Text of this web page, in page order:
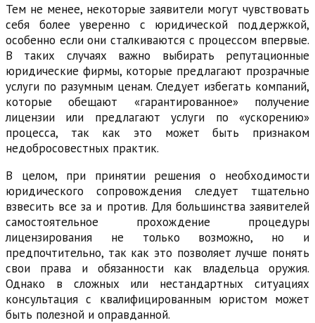
Тем не менее, некоторые заявители могут чувствовать
себя более уверенно с юридической поддержкой,
особенно если они сталкиваются с процессом впервые.
В таких случаях важно выбирать репутационные
юридические фирмы, которые предлагают прозрачные
услуги по разумным ценам. Следует избегать компаний,
которые обещают «гарантированное» получение
лицензии или предлагают услуги по «ускорению»
процесса, так как это может быть признаком
недобросовестных практик.
В целом, при принятии решения о необходимости
юридического сопровождения следует тщательно
взвесить все за и против. Для большинства заявителей
самостоятельное прохождение процедуры
лицензирования не только возможно, но и
предпочтительно, так как это позволяет лучше понять
свои права и обязанности как владельца оружия.
Однако в сложных или нестандартных ситуациях
консультация с квалифицированным юристом может
быть полезной и оправданной.